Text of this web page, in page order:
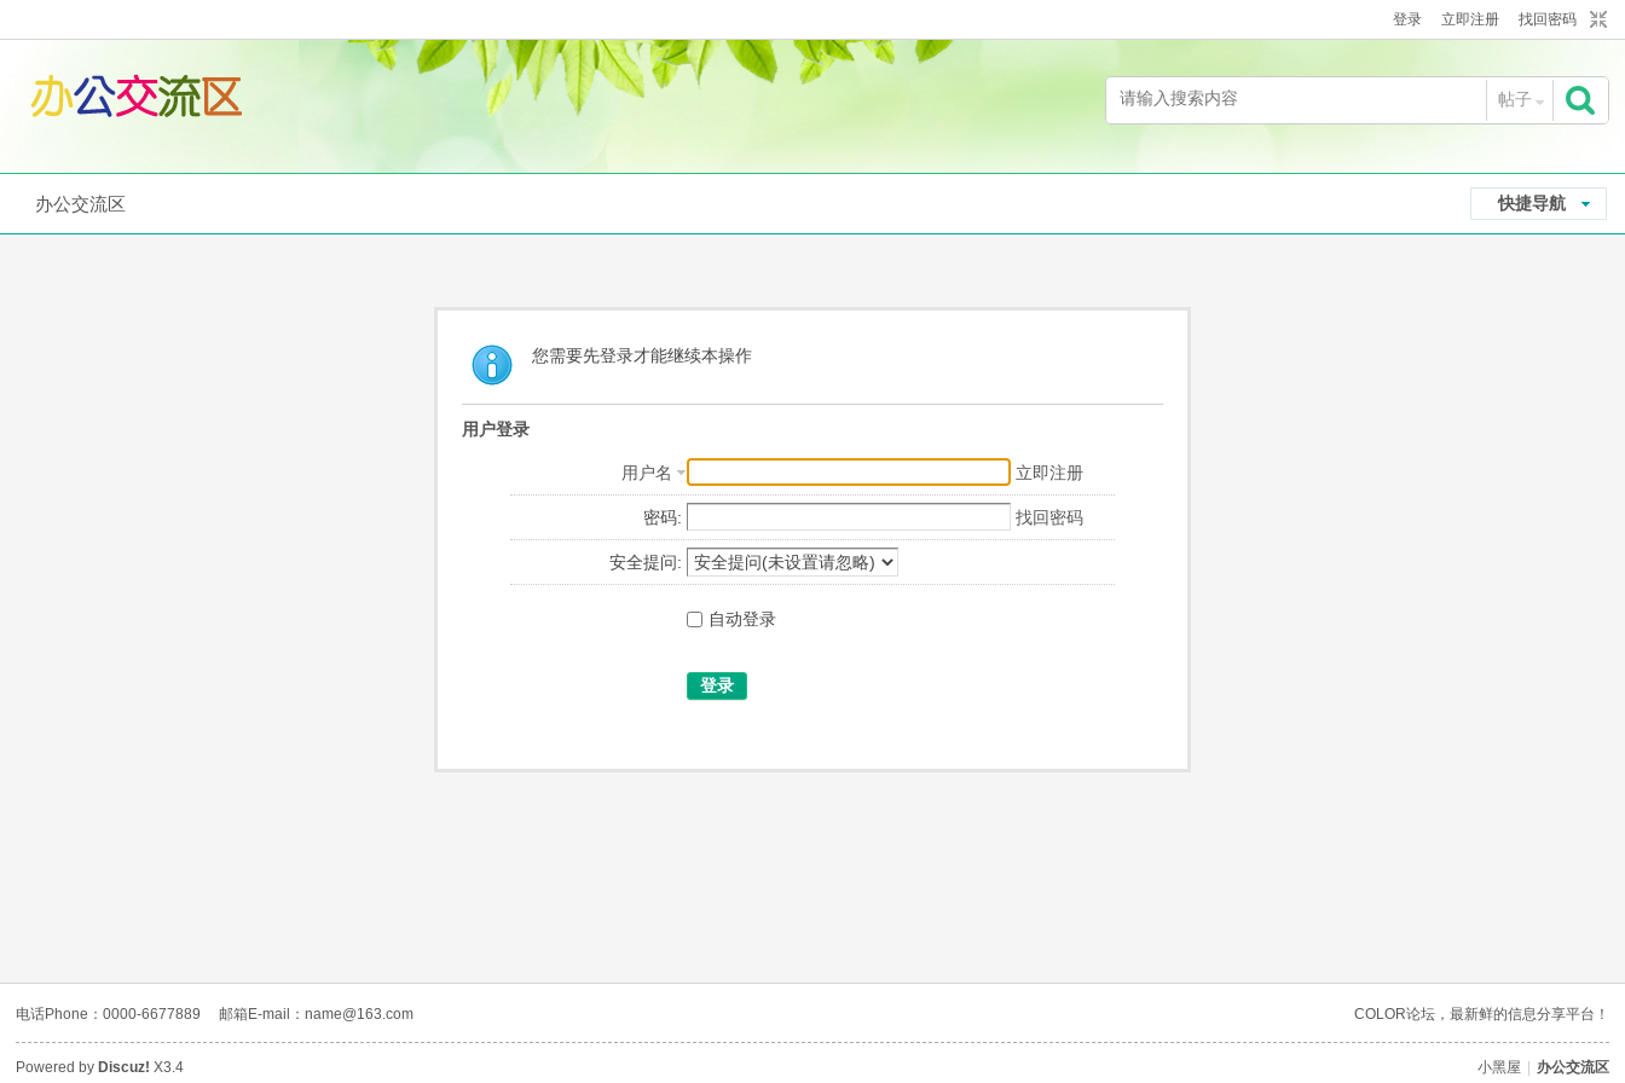
登录 立即注册 找回密码
帖子
索
快捷导航
办公交流区
您需要先登录才能继续本操作
用户登录
用户名 立即注册
密码: 找回密码
安全提问:
自动登录
登录
电话Phone：0000-6677889 邮箱E-mail：name@163.com COLOR论坛，最新鲜的信息分享平台！
小黑屋 办公交流区
Powered by Discuz! X3.4